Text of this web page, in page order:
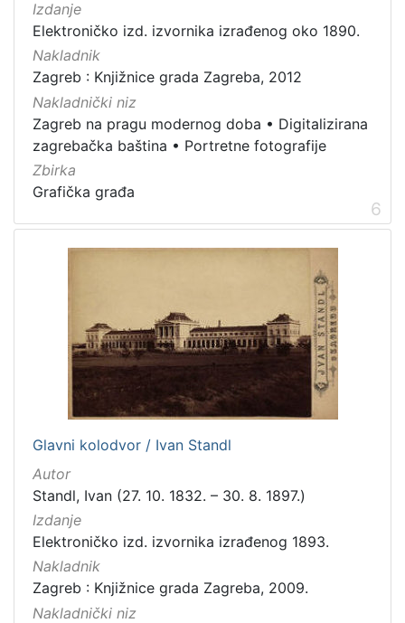
Izdanje
Elektroničko izd. izvornika izrađenog oko 1890.
Nakladnik
Zagreb : Knjižnice grada Zagreba, 2012
Nakladnički niz
Zagreb na pragu modernog doba • Digitalizirana
zagrebačka baština • Portretne fotografije
Zbirka
Grafička građa
6
Glavni kolodvor / Ivan Standl
Autor
Standl, Ivan (27. 10. 1832. – 30. 8. 1897.)
Izdanje
Elektroničko izd. izvornika izrađenog 1893.
Nakladnik
Zagreb : Knjižnice grada Zagreba, 2009.
Nakladnički niz